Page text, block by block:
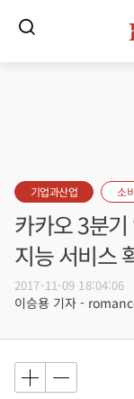
기업과산업 소
카카오 3분
지능 서비스
2017-11-09 18:04:06
이승용 기자 -